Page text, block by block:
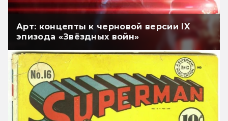
Арт: концепты к черновой версии IX
эпизода «Звёздных войн»